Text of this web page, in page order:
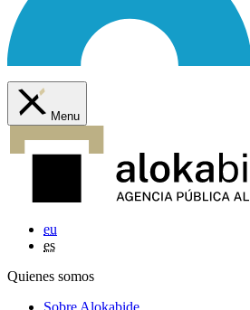
Menu
eu
es
Quienes somos
Sobre Alokabide